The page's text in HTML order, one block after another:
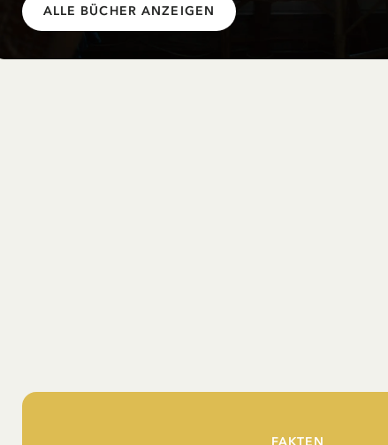
ALLE BÜCHER ANZEIGEN
Einschulung mit Pippi Langstrumpf
FAKTEN